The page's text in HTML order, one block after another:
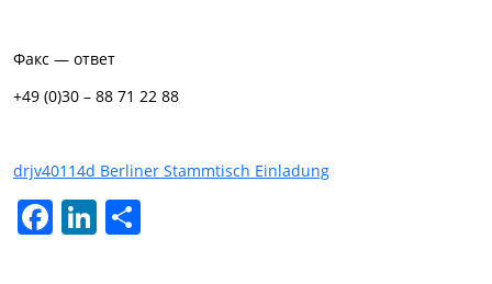
Факс — ответ
+49 (0)30 – 88 71 22 88
drjv40114d Berliner Stammtisch Einladung
FacebookLinkedIn